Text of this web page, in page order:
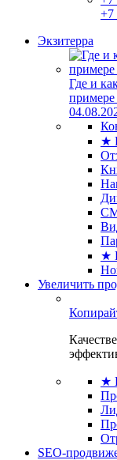
+7
Экзитерра
Где и
примере
★
★
Увеличить
★
SEO-